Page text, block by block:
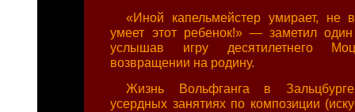
«Иной капельмейстер умирает, не
умеет этот ребенок!» — заметил
услышав игру десятилетнего
возвращении на родину.
Жизнь Вольфганга в
усердных занятиях по композиции